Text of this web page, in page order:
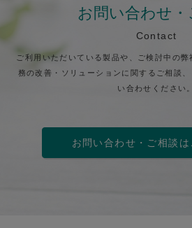
お問い合わせ・
Contact
ご利用いただいている製品や、ご検討中の弊
務の改善・ソリューションに関するご相談
い合わせください。
お問い合わせ・ご相談